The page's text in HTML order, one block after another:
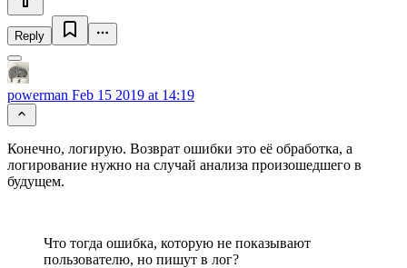
Reply
powerman Feb 15 2019 at 14:19
Конечно, логирую. Возврат ошибки это её обработка, а
логирование нужно на случай анализа произошедшего в
будущем.
Что тогда ошибка, которую не показывают
пользователю, но пишут в лог?